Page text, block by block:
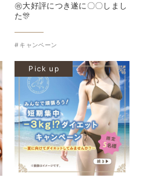
㊗️大好評につき遂に〇〇しまし
た🎊
キャンペーン
Pick up